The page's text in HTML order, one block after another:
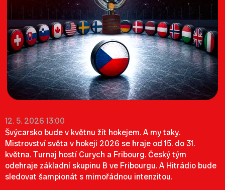
12. 5. 2026 13:00
Švýcarsko bude v květnu žít hokejem. A my taky.
Mistrovství světa v hokeji 2026 se hraje od 15. do 31.
května. Turnaj hostí Curych a Fribourg. Český tým
odehraje základní skupinu B ve Fribourgu. A Hitrádio bude
sledovat šampionát s mimořádnou intenzitou.